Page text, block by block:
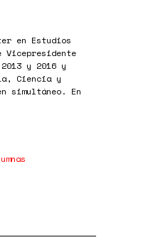
en Estudios
Vicepresidente
y 2016 y
Ciencia y
simultáneo. En